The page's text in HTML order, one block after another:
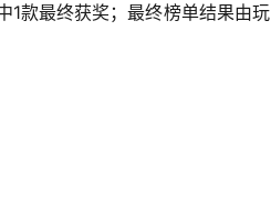
1款最终获奖；最终榜单结果由玩